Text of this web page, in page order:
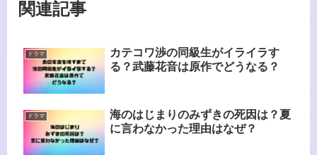
関連記事
ドラマ
カテコワ渉の同級生がイライラす
る？武藤花音は原作でどうなる？
ドラマ
海のはじまりのみずきの死因は？夏
に言わなかった理由はなぜ？